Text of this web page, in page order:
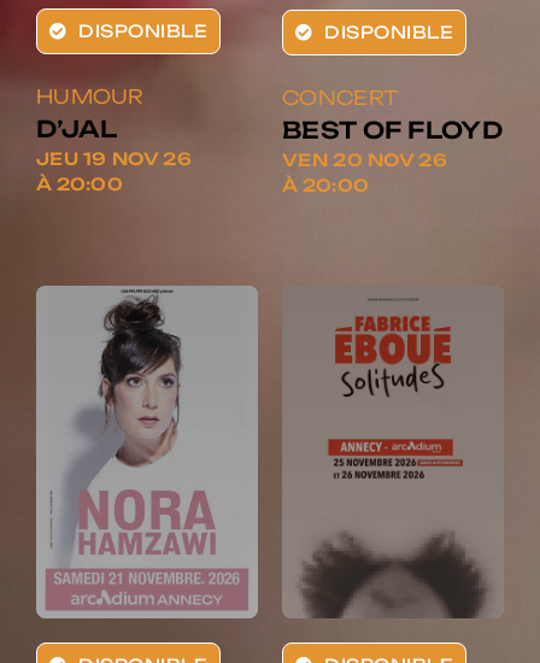
DISPONIBLE
HUMOUR
D’JAL
JEU 19 NOV 26
À 20:00
DISPONIBLE
CONCERT
BEST OF FLOYD
VEN 20 NOV 26
À 20:00